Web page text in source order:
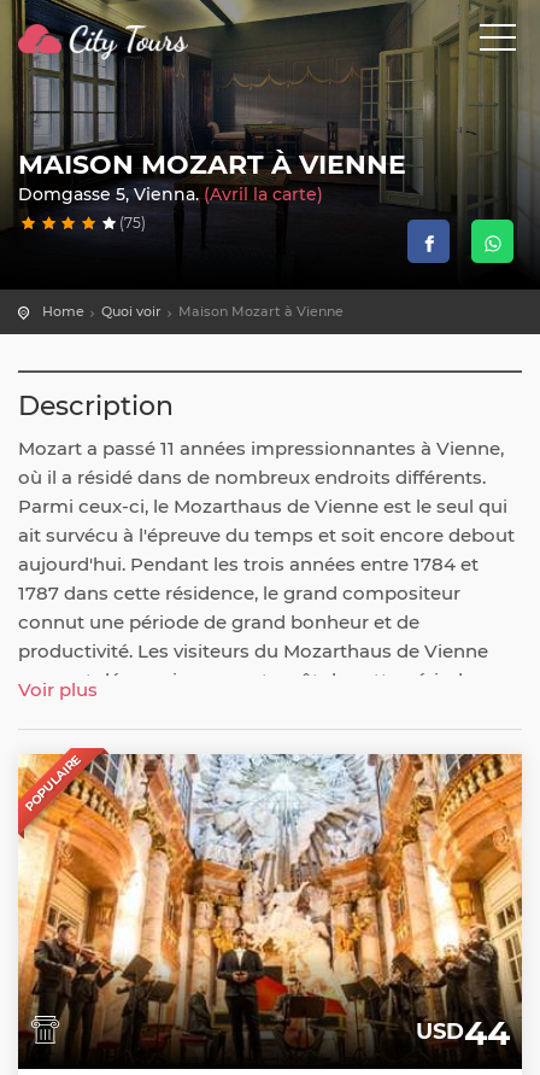
MAISON MOZART À VIENNE
Domgasse 5, Vienna. (Avril la carte)
(75)
Home Quoi voir Maison Mozart à Vienne
Description
Mozart a passé 11 années impressionnantes à Vienne,
où il a résidé dans de nombreux endroits différents.
Parmi ceux-ci, le Mozarthaus de Vienne est le seul qui
ait survécu à l'épreuve du temps et soit encore debout
aujourd'hui. Pendant les trois années entre 1784 et
1787 dans cette résidence, le grand compositeur
connut une période de grand bonheur et de
productivité. Les visiteurs du Mozarthaus de Vienne
peuvent découvrir un avant-goût de cette période
partitions musicales et de ses peintures, ainsi que des
audioguides gratuits qui donnent vie à l'histoire de sa
vie ici.
Voir plus
POPULAIRE
USD44